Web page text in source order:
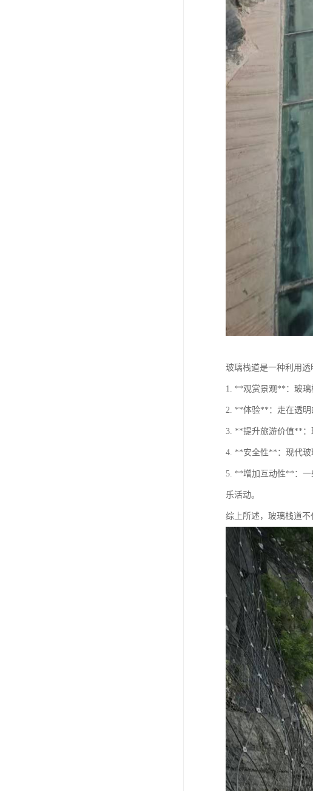
玻璃栈道是一种利用
1. **观赏景观**：玻璃
2. **体验**：走在透明
3. **提升旅游价值**：
4. **安全性**：现代玻
5. **增加互动性**：一
乐活动。
综上所述，玻璃栈道不